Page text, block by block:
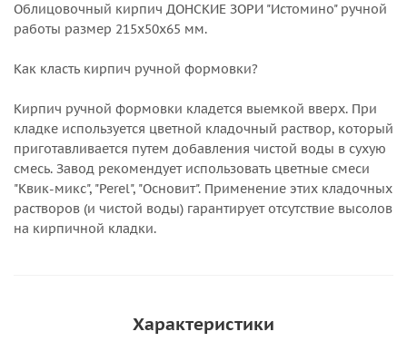
Облицовочный кирпич ДОНСКИЕ ЗОРИ "Истомино" ручной
работы размер 215х50х65 мм.
Как класть кирпич ручной формовки?
Кирпич ручной формовки кладется выемкой вверх. При
кладке используется цветной кладочный раствор, который
приготавливается путем добавления чистой воды в сухую
смесь. Завод рекомендует использовать цветные смеси
"Квик-микс", "Perel", "Основит". Применение этих кладочных
растворов (и чистой воды) гарантирует отсутствие высолов
на кирпичной кладки.
Характеристики